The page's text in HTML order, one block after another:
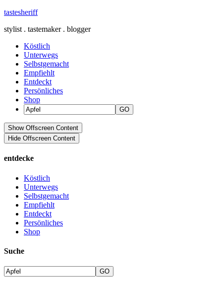
tastesheriff
stylist . tastemaker . blogger
Köstlich
Unterwegs
Selbstgemacht
Empfiehlt
Entdeckt
Persönliches
Shop
Show Offscreen Content
Hide Offscreen Content
entdecke
Köstlich
Unterwegs
Selbstgemacht
Empfiehlt
Entdeckt
Persönliches
Shop
Suche